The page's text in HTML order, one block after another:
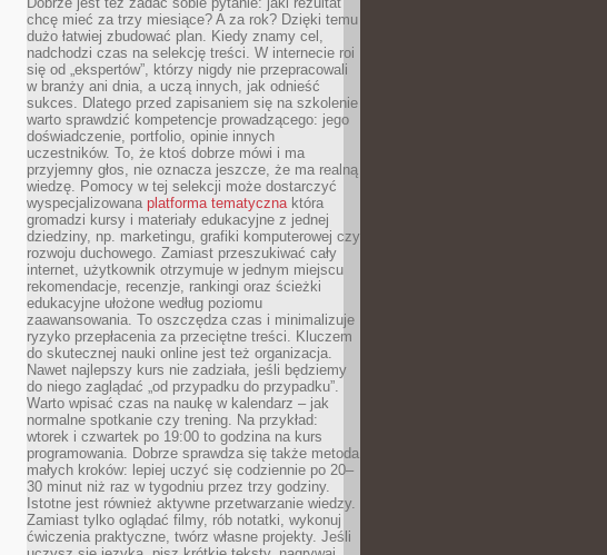
chcę mieć za trzy miesiące? A za rok? Dzięki temu
dużo łatwiej zbudować plan. Kiedy znamy cel,
nadchodzi czas na selekcję treści. W internecie roi
się od „ekspertów”, którzy nigdy nie przepracowali
w branży ani dnia, a uczą innych, jak odnieść
sukces. Dlatego przed zapisaniem się na szkolenie
warto sprawdzić kompetencje prowadzącego: jego
doświadczenie, portfolio, opinie innych
uczestników. To, że ktoś dobrze mówi i ma
przyjemny głos, nie oznacza jeszcze, że ma realną
wiedzę. Pomocy w tej selekcji może dostarczyć
wyspecjalizowana platforma tematycznaktóra
gromadzi kursy i materiały edukacyjne z jednej
dziedziny, np. marketingu, grafiki komputerowej czy
rozwoju duchowego. Zamiast przeszukiwać cały
internet, użytkownik otrzymuje w jednym miejscu
rekomendacje, recenzje, rankingi oraz ścieżki
edukacyjne ułożone według poziomu
zaawansowania. To oszczędza czas i minimalizuje
ryzyko przepłacenia za przeciętne treści. Kluczem
do skutecznej nauki online jest też organizacja.
Nawet najlepszy kurs nie zadziała, jeśli będziemy
do niego zaglądać „od przypadku do przypadku”.
Warto wpisać czas na naukę w kalendarz – jak
normalne spotkanie czy trening. Na przykład:
wtorek i czwartek po 19:00 to godzina na kurs
programowania. Dobrze sprawdza się także metoda
małych kroków: lepiej uczyć się codziennie po 20–
30 minut niż raz w tygodniu przez trzy godziny.
Istotne jest również aktywne przetwarzanie wiedzy.
Zamiast tylko oglądać filmy, rób notatki, wykonuj
ćwiczenia praktyczne, twórz własne projekty. Jeśli